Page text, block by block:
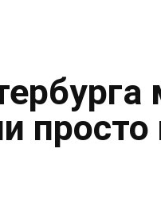
просто